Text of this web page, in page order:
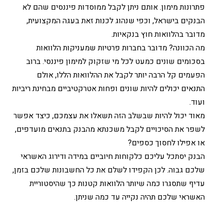
פתרונות מימון. אותם ניתן לקבל ממוסדות פיננסים שהם לא
הבנקים בישראל, וכפי שנהוג לכנות זאת בעגה המקצועית,
מדובר בהלוואות חוץ בנקאיות.
מה הכוונה? מדובר בחברות פרטיות שמעניקות הלוואות
בסכומים שונים כמעט לכל מי שזקוק למימון פיננסי. ברוב
הפעמים קל הרבה יותר לקבל את ההלוואות הללו, אולם
התנאים יכולים להיות שונים ופחות אטרקטיביים מבחינת ריביות
ועוד.
מאוד יכול להיות שבשלב הזה תשאלו את עצמכם, כיצד אפשר
לשפר את הסיכויים לקבל משכנתא מהבנק בתנאים מועדפים,
או אפילו לחסוך כספים?
הבנק יסתכל עליכם כלקוחות חיוביים במידה ודירוג האשראי
שלכם גבוה. לכן הקפידו לשלם את כל החשבונות שלכם בזמן,
עדיף שתסגרו כמה שיותר הלוואות קטנות כך שהיסטוריית
האשראי שלכם תהיה נקייה עד כמה שניתן.